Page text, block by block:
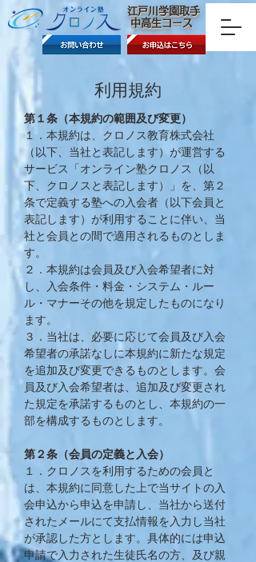
​江戸川学園取手
中高生コース
​利用規約
第１条（本規約の範囲及び変更）
​１．本規約は、クロノス教育株式会社
（以下、当社と表記します）が運営する
サービス「オンライン塾クロノス（以
下、クロノスと表記します）」を、第２
条で定義する塾への入会者（以下会員と
表記します）が利用することに伴い、当
社と会員との間で適用されるものとしま
す。
２．本規約は会員及び入会希望者に対
し、入会条件・料金・システム・ルー
ル・マナーその他を規定したものになり
ます。
３．当社は、必要に応じて会員及び入会
希望者の承諾なしに本規約に新たな規定
を追加及び変更できるものとします。会
員及び入会希望者は、追加及び変更され
た規定を承諾するものとし、本規約の一
部を構成するものとします。
第２条（会員の定義と入会）
​１．クロノスを利用するための会員と
は、本規約に同意した上で当サイトの入
会申込から申込を申請し、当社から送付
されたメールにて支払情報を入力し当社
が承認した方とします。具体的には申込
申請で入力された生徒氏名の方、及び親